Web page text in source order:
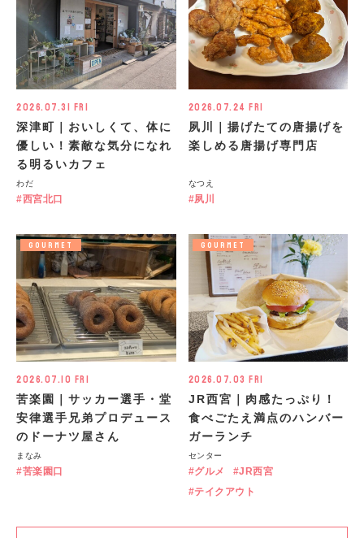
2026.07.31 Fri
深津町｜おいしくて、体に
優しい！素敵な気分になれ
る明るいカフェ
わだ
西宮北口
2026.07.24 Fri
夙川｜揚げたての唐揚げを
楽しめる唐揚げ専門店
なつえ
夙川
GOURMET
2026.07.10 Fri
苦楽園｜サッカー選手・堂
安律選手兄弟プロデュース
のドーナツ屋さん
まなみ
苦楽園口
GOURMET
2026.07.03 Fri
JR西宮｜肉感たっぷり！
食べごたえ満点のハンバー
ガーランチ
センター
グルメ
JR西宮
テイクアウト